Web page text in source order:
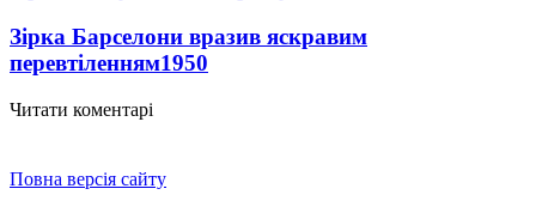
Зірка Барселони вразив яскравим
перевтіленням1950
Читати коментарі
Повна версія сайту